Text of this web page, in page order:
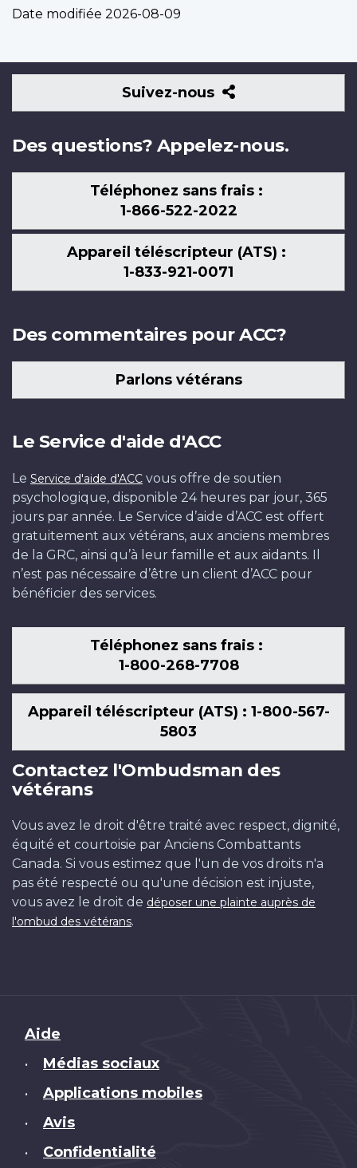
Date modifiée 2026-08-09
Suivez-nous
Suivez-
nous
Des questions? Appelez-nous.
Téléphonez sans frais :
1-866-522-2022
Appareil téléscripteur (ATS) :
1-833-921-0071
Des commentaires pour ACC?
Parlons vétérans
Le Service d'aide d'ACC
Le Service d'aide d'ACC vous offre de soutien
psychologique, disponible 24 heures par jour, 365
jours par année. Le Service d’aide d’ACC est offert
gratuitement aux vétérans, aux anciens membres
de la GRC, ainsi qu’à leur famille et aux aidants. Il
n’est pas nécessaire d’être un client d’ACC pour
bénéficier des services.
Téléphonez sans frais :
1-800-268-7708
Appareil téléscripteur (ATS) : 1-800-567-
5803
Contactez l'Ombudsman des
vétérans
Vous avez le droit d'être traité avec respect, dignité,
équité et courtoisie par Anciens Combattants
Canada. Si vous estimez que l'un de vos droits n'a
pas été respecté ou qu'une décision est injuste,
vous avez le droit de déposer une plainte auprès de
l'ombud des vétérans.
Brand
Aide
• Médias sociaux
• Applications mobiles
• Avis
• Confidentialité